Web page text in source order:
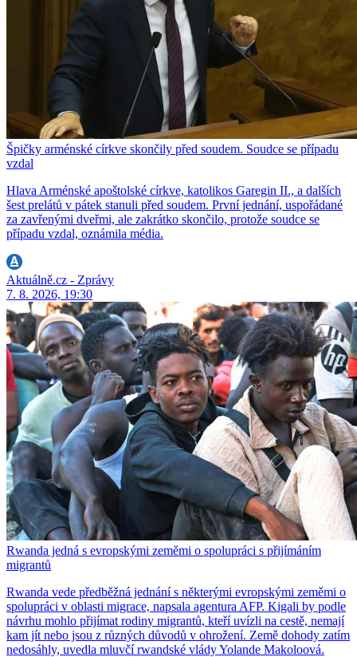
Špičky arménské církve skončily před soudem. Soudce se případu
vzdal
Hlava Arménské apoštolské církve, katolikos Garegin II., a dalších
šest prelátů v pátek stanuli před soudem. První jednání, uspořádané
za zavřenými dveřmi, ale zakrátko skončilo, protože soudce se
případu vzdal, oznámila média.
Aktuálně.cz - Zprávy
7. 8. 2026, 19:30
Rwanda jedná s evropskými zeměmi o spolupráci s přijímáním
migrantů
Rwanda vede předběžná jednání s některými evropskými zeměmi o
spolupráci v oblasti migrace, napsala agentura AFP. Kigali by podle
návrhu mohlo přijímat rodiny migrantů, kteří uvízli na cestě, nemají
kam jít nebo jsou z různých důvodů v ohrožení. Země dohody zatím
nedosáhly, uvedla mluvčí rwandské vlády Yolande Makoloová.